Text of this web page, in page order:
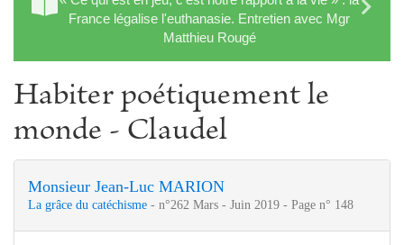
France légalise l'euthanasie. Entretien avec Mgr
Matthieu Rougé
Habiter poétiquement le
monde - Claudel
Monsieur Jean-Luc MARION
La grâce du catéchisme - n°262 Mars - Juin 2019 - Page n° 148